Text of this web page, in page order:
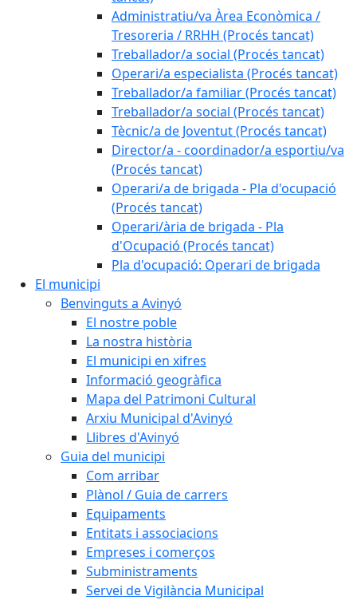
Administratiu/va Àrea Econòmica /
Tresoreria / RRHH (Procés tancat)
Treballador/a social (Procés tancat)
Operari/a especialista (Procés tancat)
Treballador/a familiar (Procés tancat)
Treballador/a social (Procés tancat)
Tècnic/a de Joventut (Procés tancat)
Director/a - coordinador/a esportiu/va
(Procés tancat)
Operari/a de brigada - Pla d'ocupació
(Procés tancat)
Operari/ària de brigada - Pla
d'Ocupació (Procés tancat)
Pla d'ocupació: Operari de brigada
El municipi
Benvinguts a Avinyó
El nostre poble
La nostra història
El municipi en xifres
Informació geogràfica
Mapa del Patrimoni Cultural
Arxiu Municipal d'Avinyó
Llibres d'Avinyó
Guia del municipi
Com arribar
Plànol / Guia de carrers
Equipaments
Entitats i associacions
Empreses i comerços
Subministraments
Servei de Vigilància Municipal